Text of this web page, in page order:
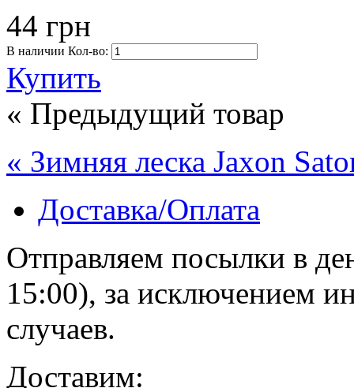
44 грн
В наличии Кол-во:
Купить
« Предыдущий товар
« Зимняя леска Jaxon
Доставка/Оплата
Отправляем посылки в
15:00), за исключением
случаев.
Доставим: